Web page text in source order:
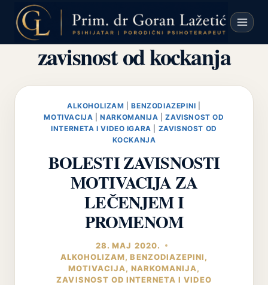
content
zavisnost od kockanja
ALKOHOLIZAM |BENZODIAZEPINI
MOTIVACIJA |NARKOMANIJA |ZAVISNOST OD
INTERNETA I VIDEO IGARA
ZAVISNOST OD
KOCKANJA
BOLESTI ZAVISNOSTI
MOTIVACIJA ZA
LEČENJEM I
PROMENOM
28. МАЈ 2020.
ALKOHOLIZAM,BENZODIAZEPINI,
MOTIVACIJA, NARKOMANIJA,
ZAVISNOST OD INTERNETA I VIDEO